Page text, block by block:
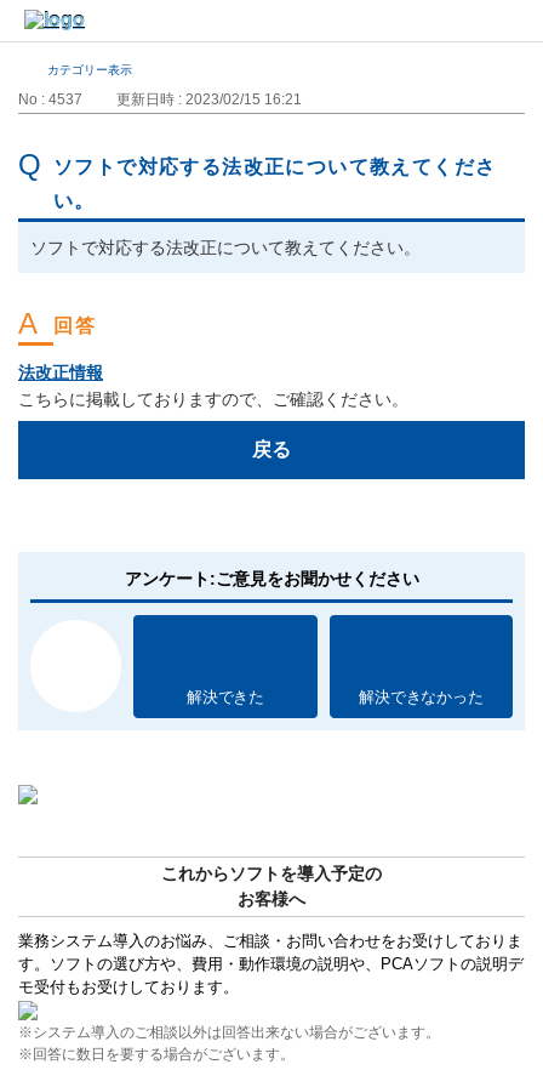
カテゴリー表示
No : 4537 更新日時 : 2023/02/15 16:21
ソフトで対応する法改正について教えてくださ
い。
ソフトで対応する法改正について教えてください。
法改正情報
こちらに掲載しておりますので、ご確認ください。
戻る
アンケート:ご意見をお聞かせください
解決できた 解決できなかった
これからソフトを導入予定の
お客様へ
業務システム導入のお悩み、ご相談・お問い合わせをお受けしておりま
す。ソフトの選び方や、費用・動作環境の説明や、PCAソフトの説明デ
モ受付もお受けしております。
※システム導入のご相談以外は回答出来ない場合がございます。
※回答に数日を要する場合がございます。